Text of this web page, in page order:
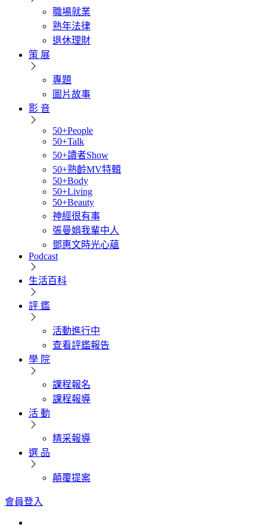
職場就業
熟年法律
退休理財
策 展
專題
圖片故事
影 音
50+People
50+Talk
50+讀者Show
50+熟齡MV特輯
50+Body
50+Living
50+Beauty
神經很有事
張曼娟我輩中人
鄧惠文時光心蘊
Podcast
生活百科
評 鑑
活動進行中
查看評鑑報告
學 院
課程報名
課程報導
活 動
精采報導
選 品
顛覆提案
會員登入